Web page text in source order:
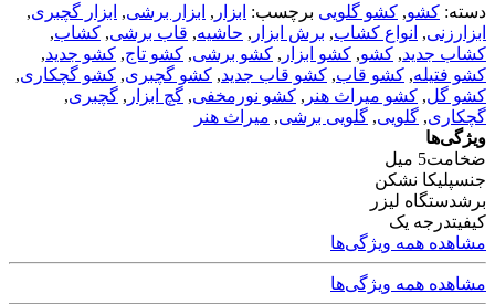
دسته: کشو, کشو گلویی برچسب: ابزار , ابزار برشی, ابزار گچبری,
ابزارزنی, انواع کشاب, برش ابزار , حاشیه, قاب برشی, کشاب,
کشاب جدید, کشو, کشو ابزار , کشو برشی, کشو تاج, کشو جدید,
کشو فتیله, کشو قاب, کشو قاب جدید, کشو گچبری, کشو گچکاری,
کشو گل, کشو میراث هنر , کشو نورمخفی, گچ ابزار , گچبری,
گچکاری, گلویی, گلویی برشی, میراث هنر
ویژگی‌ها
ضخامت5 میل
جنسپلیکا نشکن
برشدستگاه لیزر
کیفیتدرجه یک
مشاهده همه ویژگی‌ها
مشاهده همه ویژگی‌ها